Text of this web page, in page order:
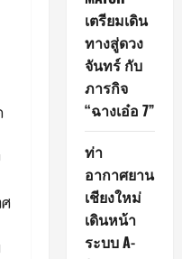
เตรียมเดิน
ทางสู่ดวง
จันทร์ กับ
ภารกิจ
“ฉางเอ๋อ 7”
ท่า
อากาศยาน
เชียงใหม่
เดินหน้า
ระบบ A-